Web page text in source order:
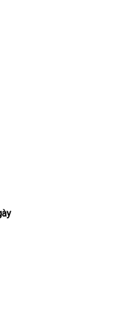
All Black Mặt Số Skeleton